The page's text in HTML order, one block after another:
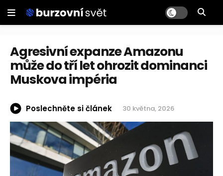
Agresivní expanze Amazonu
může do tří let ohrozit dominanci
Muskova impéria
Poslechněte si článek 30 května, 2026